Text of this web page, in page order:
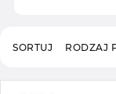
RODZAJ
SORTUJ